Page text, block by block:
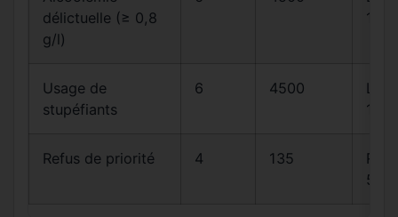
délictuelle (≥ 0,8
g/l)
1
Usage de
stupéfiants
6 4500
1
Refus de priorité 4 135
5